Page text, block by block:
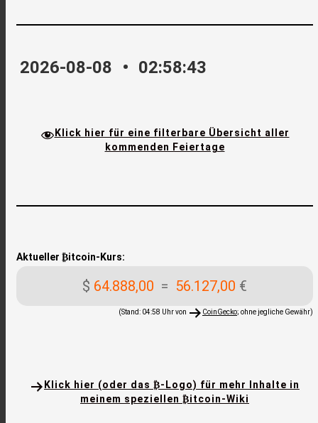
2026-08-08 • 02:58:44
Klick hier für eine filterbare Übersicht aller
kommenden Feiertage
Aktueller ₿itcoin-Kurs:
$ 64.888,00 = 56.127,00 €
(Stand: 04:58 Uhr von CoinGecko; ohne jegliche Gewähr)
Klick hier (oder das ₿-Logo) für mehr Inhalte in
meinem speziellen ₿itcoin-Wiki